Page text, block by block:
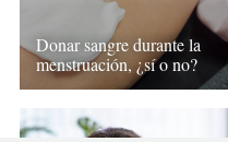
Donar sangre durante la
menstruación, ¿sí o no?